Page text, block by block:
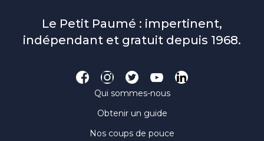
Le Petit Paumé : impertinent,
indépendant et gratuit depuis 1968.
Qui sommes-nous
Obtenir un guide
Nos coups de pouce